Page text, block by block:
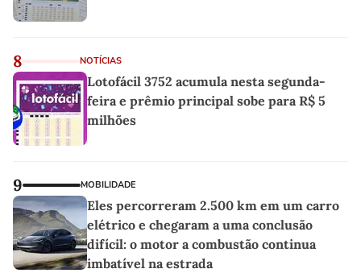
8 NOTÍCIAS
Lotofácil 3752 acumula nesta segunda-
feira e prêmio principal sobe para R$ 5
milhões
9 MOBILIDADE
Eles percorreram 2.500 km em um carro
elétrico e chegaram a uma conclusão
difícil: o motor a combustão continua
imbatível na estrada